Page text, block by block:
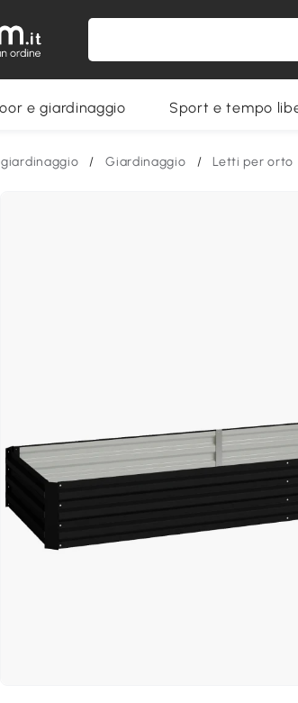
e giardinaggio Sport e tempo
/ Giardinaggio / Letti per orto